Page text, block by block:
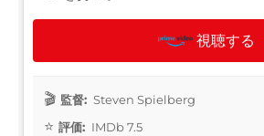
視聴する
監督: Steven Spielberg
評価: IMDb 7.5